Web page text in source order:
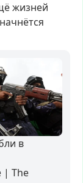
жизней
начнётся
в
| The